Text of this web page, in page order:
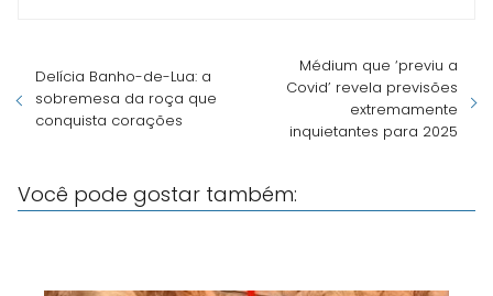
Delícia Banho-de-Lua: a
sobremesa da roça que
conquista corações
Médium que ‘previu a
Covid’ revela previsões
extremamente
inquietantes para 2025
Você pode gostar também: